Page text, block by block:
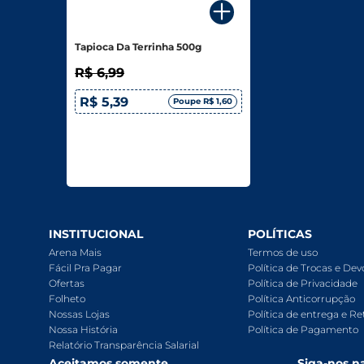
Padaria
Tapioca Da Terrinha 500g
R$ 6,99
R$ 5,39
Poupe R$ 1,60
INSTITUCIONAL
Arena Mais
Fácil Pra Pagar
Ofertas
Folheto
Nossas Lojas
Nossa História
Relatório Transparência Salarial
POLÍTICAS
Termos de uso
Política de Trocas e
Política de Privacidade
Política Anticorrupção
Política de entrega e
Política de Pagamento